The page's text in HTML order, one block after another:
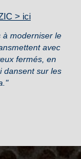
> ici
à moderniser le
avec
fermés, en
dansent sur les